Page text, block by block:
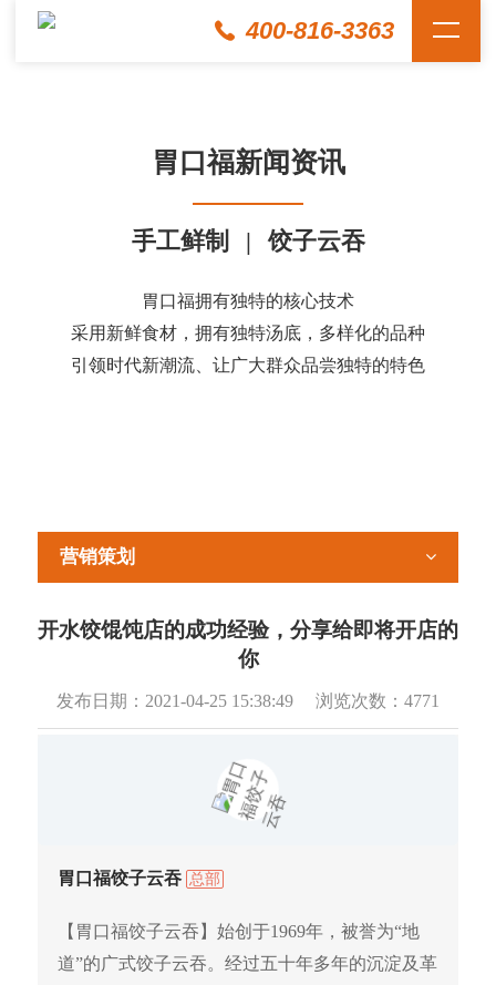
400-816-3363
胃口福新闻资讯
手工鲜制 | 饺子云吞
胃口福拥有独特的核心技术
采用新鲜食材，拥有独特汤底，多样化的品种
引领时代新潮流、让广大群众品尝独特的特色
营销策划
开水饺馄饨店的成功经验，分享给即将开店的
你
发布日期： 2021-04-25 15:38:49 浏览次数： 4771
胃口福饺子云吞 总部
【胃口福饺子云吞】始创于1969年，被誉为“地
道”的广式饺子云吞。经过五十年多年的沉淀及革